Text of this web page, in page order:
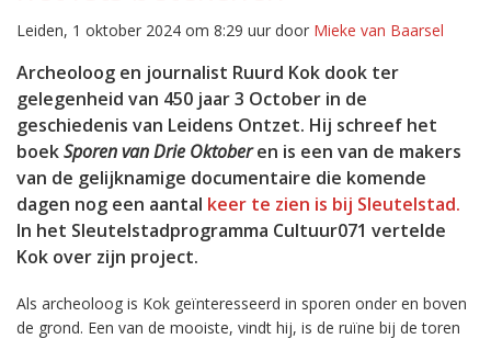
Leiden, 1 oktober 2024 om 8:29 uur door Mieke van Baarsel
Archeoloog en journalist Ruurd Kok dook ter
gelegenheid van 450 jaar 3 October in de
geschiedenis van Leidens Ontzet. Hij schreef het
boekSporen van Drie Oktoberen is een van de makers
van de gelijknamige documentaire die komende
dagen nog een aantal keer te zien is bij Sleutelstad.
In het Sleutelstadprogramma Cultuur071 vertelde
Kok over zijn project.
Als archeoloog is Kok geïnteresseerd in sporen onder en boven
de grond. Een van de mooiste, vindt hij, is de ruïne bij de toren